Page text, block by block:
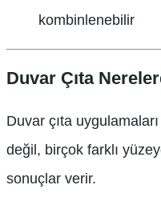
kombinlenebilir
Duvar Çıta
Duvar çıta
değil, birçok farklı
sonuçlar verir.